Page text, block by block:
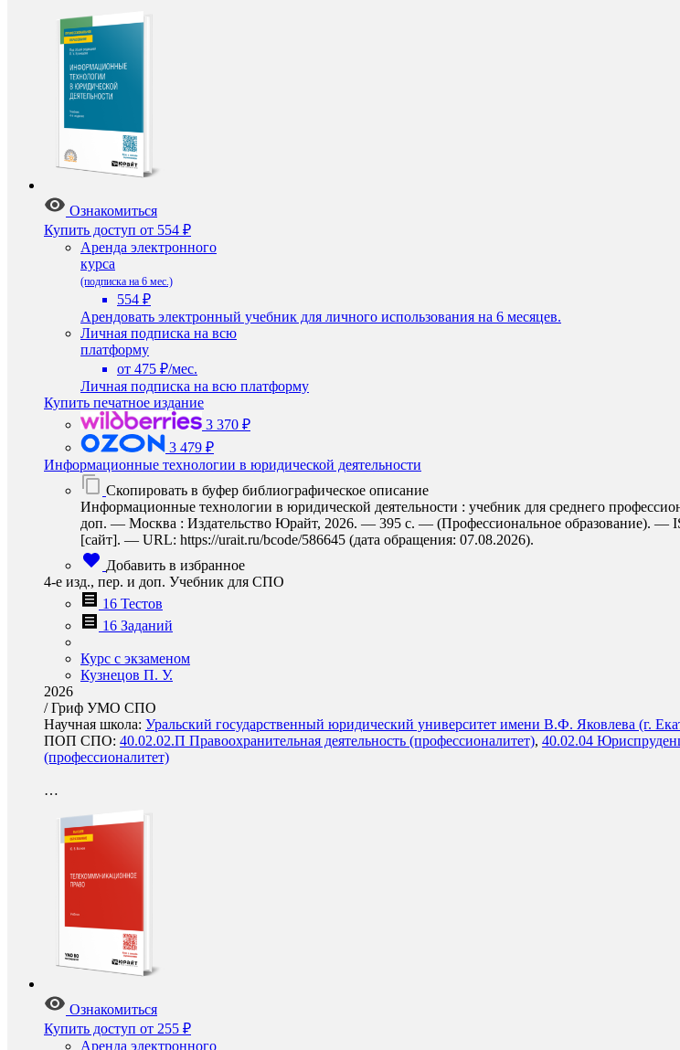
Ознакомиться
Купить доступ от 554 ₽
Аренда электронного
курса
(подписка на 6 мес.)
554 ₽
Арендовать электронный учебник для личного использования на 6 месяцев.
Личная подписка на всю
платформу
от 475 ₽/мес.
Личная подписка на всю платформу
Купить печатное издание
3 370 ₽
3 479 ₽
Информационные технологии в юридической деятельности
Скопировать в буфер библиографическое описание
Информационные технологии в юридической деятельности : учебник для среднего
доп. — Москва : Издательство Юрайт, 2026. — 395 с. — (Профессиональное образование). —
[сайт]. — URL: https://urait.ru/bcode/586645 (дата обращения: 07.08.2026).
Добавить в избранное
4-е изд., пер. и доп. Учебник для СПО
16 Тестов
16 Заданий
Курс с экзаменом
Кузнецов П. У.
2026
/Гриф УМО СПО
Научная школа: Уральский государственный юридический университет имени В.Ф. Яковлева (г.
ПОП СПО: 40.02.02.П Правоохранительная деятельность (профессионалитет), 40.02.04
(профессионалитет)
…
Ознакомиться
Купить доступ от 255 ₽
Аренда электронного